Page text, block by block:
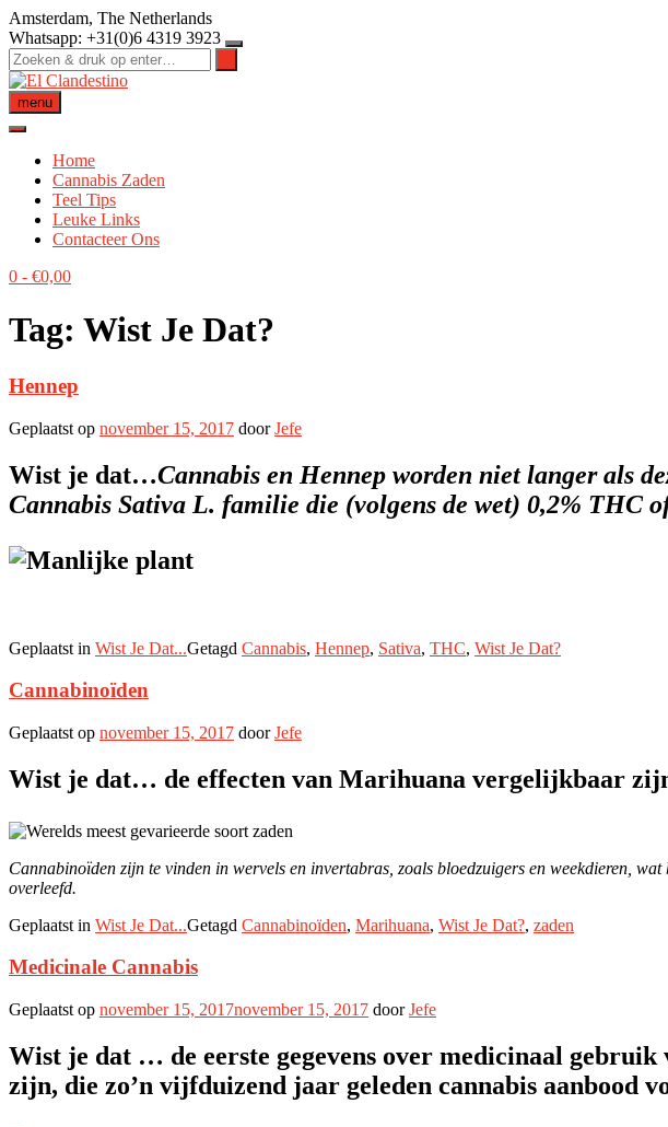
Ga
naar
de
inhoud
Amsterdam, The Netherlands
Whatsapp: +31(0)6 4319 3923
menu
Home
Cannabis Zaden
Teel Tips
Leuke Links
Contacteer Ons
0 - €0,00
Tag: Wist Je Dat?
Hennep
Geplaatst op november 15, 2017 doorJefe
Wist je dat…Cannabis en Hennep worden niet langer als
Cannabis Sativa L. familie die (volgens de wet) 0,2% THC
Geplaatst in Wist Je Dat...Getagd Cannabis, Hennep, Sativa, THC, Wist Je Dat?
Cannabinoïden
Geplaatst op november 15, 2017 doorJefe
Wist je dat… de effecten van Marihuana vergelijkbaar
Cannabinoïden zijn te vinden in wervels en invertabras, zoals bloedzuigers en weekdieren,
overleefd.
Geplaatst in Wist Je Dat...Getagd Cannabinoïden, Marihuana, Wist Je Dat?, zaden
Medicinale Cannabis
Geplaatst op november 15, 2017november 15, 2017 doorJefe
Wist je dat … de eerste gegevens over medicinaal
zijn, die zo’n vijfduizend jaar geleden cannabis aanbood